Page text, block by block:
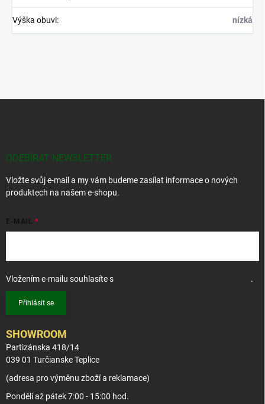
Výška obuvi: nízká
ODEBÍRAT NEWSLETTER
Vložte svůj e-mail a my vám budeme zasílat informace o nových
produktech na našem e-shopu.
E-MAIL
Vložením e-mailu souhlasíte s .
Přihlásit se
SHOWROOM
Partizánska 418/14
039 01 Turčianske Teplice
(adresa pro výměnu zboží a reklamace)
Pondělí až pátek 7:00 - 15:00 hod.